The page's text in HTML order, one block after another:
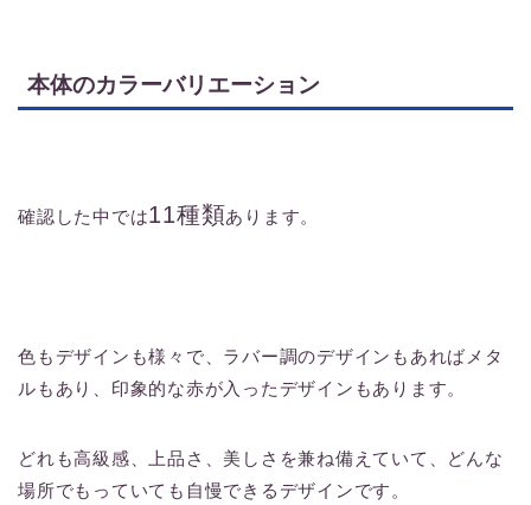
本体のカラーバリエーション
確認した中では11種類あります。
色もデザインも様々で、ラバー調のデザインもあればメタ
ルもあり、印象的な赤が入ったデザインもあります。
どれも高級感、上品さ、美しさを兼ね備えていて、どんな
場所でもっていても自慢できるデザインです。